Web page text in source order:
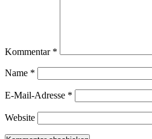
Kommentar *
Name *
E-Mail-Adresse *
Website